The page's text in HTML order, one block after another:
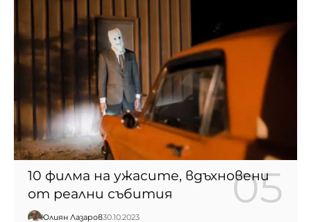
10 филма на ужасите, вдъхновени
от реални събития
Юлиян Лазаров30.10.2023